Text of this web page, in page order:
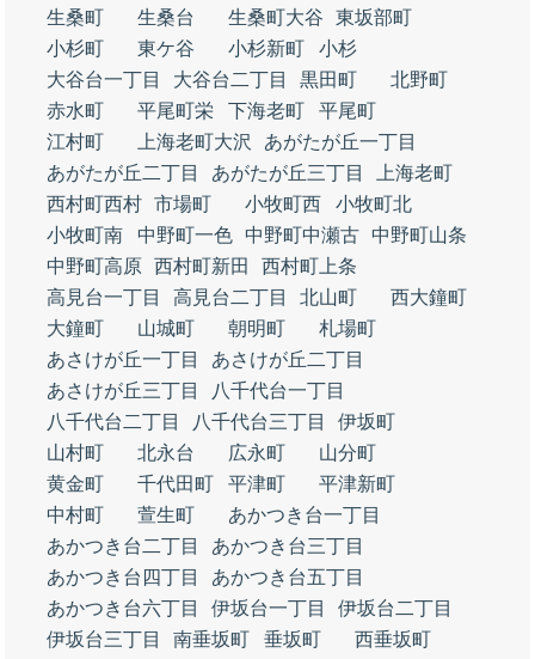
生桑町
生桑台 生桑町大谷
東坂部町
小杉町
東ケ谷 小杉新町
小杉
大谷台一丁目
大谷台二丁目 黒田町
北野町
赤水町
平尾町栄 下海老町
平尾町
江村町
上海老町大沢
あがたが丘一丁目
あがたが丘二丁目
あがたが丘三丁目
上海老町
西村町西村 市場町 小牧町西
小牧町北
小牧町南
中野町一色 中野町中瀬古
中野町山条
中野町高原 西村町新田
西村町上条
高見台一丁目
高見台二丁目 北山町
西大鐘町
大鐘町
山城町 朝明町
札場町
あさけが丘一丁目
あさけが丘二丁目
あさけが丘三丁目
八千代台一丁目
八千代台二丁目
八千代台三丁目
伊坂町
山村町
北永台 広永町
山分町
黄金町
千代田町 平津町
平津新町
中村町
萱生町
あかつき台一丁目
あかつき台二丁目
あかつき台三丁目
あかつき台四丁目
あかつき台五丁目
あかつき台六丁目
伊坂台一丁目
伊坂台二丁目
伊坂台三丁目
南垂坂町 垂坂町
西垂坂町